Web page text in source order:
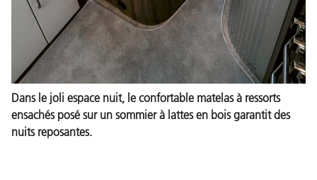
Dans le joli espace nuit, le confortable matelas à ressorts
ensachés posé sur un sommier à lattes en bois garantit des
nuits reposantes.